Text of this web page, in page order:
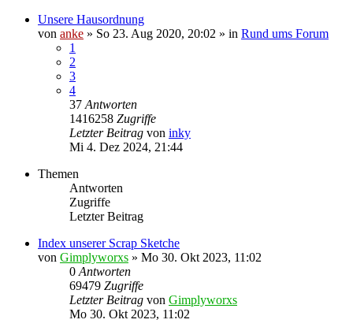
Unsere Hausordnung
von anke » So 23. Aug 2020, 20:02 » in Rund ums Forum
1
2
3
4
37 Antworten
1416258 Zugriffe
Letzter Beitrag von inky
Mi 4. Dez 2024, 21:44
Themen
Antworten
Zugriffe
Letzter Beitrag
Index unserer Scrap Sketche
von Gimplyworxs » Mo 30. Okt 2023, 11:02
0 Antworten
69479 Zugriffe
Letzter Beitrag von Gimplyworxs
Mo 30. Okt 2023, 11:02